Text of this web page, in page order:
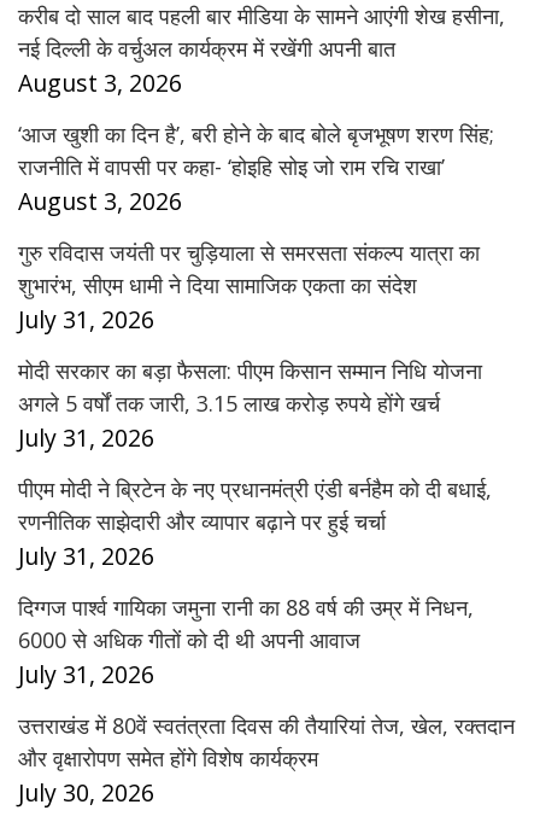
करीब दो साल बाद पहली बार मीडिया के सामने आएंगी शेख हसीना,
नई दिल्ली के वर्चुअल कार्यक्रम में रखेंगी अपनी बात
August 3, 2026
‘आज खुशी का दिन है’, बरी होने के बाद बोले बृजभूषण शरण सिंह;
राजनीति में वापसी पर कहा- ‘होइहि सोइ जो राम रचि राखा’
August 3, 2026
गुरु रविदास जयंती पर चुड़ियाला से समरसता संकल्प यात्रा का
शुभारंभ, सीएम धामी ने दिया सामाजिक एकता का संदेश
July 31, 2026
मोदी सरकार का बड़ा फैसला: पीएम किसान सम्मान निधि योजना
अगले 5 वर्षों तक जारी, 3.15 लाख करोड़ रुपये होंगे खर्च
July 31, 2026
पीएम मोदी ने ब्रिटेन के नए प्रधानमंत्री एंडी बर्नहैम को दी बधाई,
रणनीतिक साझेदारी और व्यापार बढ़ाने पर हुई चर्चा
July 31, 2026
दिग्गज पार्श्व गायिका जमुना रानी का 88 वर्ष की उम्र में निधन,
6000 से अधिक गीतों को दी थी अपनी आवाज
July 31, 2026
उत्तराखंड में 80वें स्वतंत्रता दिवस की तैयारियां तेज, खेल, रक्तदान
और वृक्षारोपण समेत होंगे विशेष कार्यक्रम
July 30, 2026